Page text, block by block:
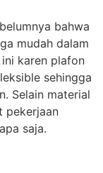
bahwa
mudah dalam
karen plafon
sehingga
Selain material
pekerjaan
saja.